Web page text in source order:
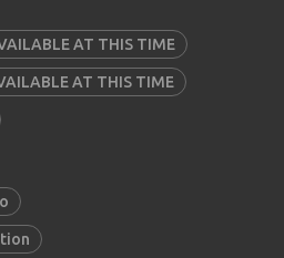
AT THIS TIME
AT THIS TIME